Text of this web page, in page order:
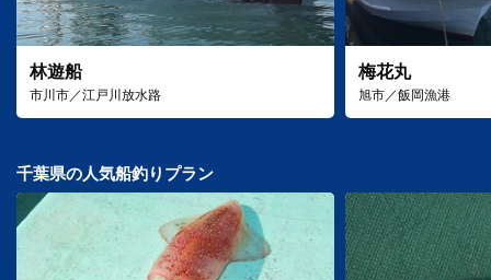
林遊船
市川市／江戸川放水路
梅花丸
旭市／飯岡漁港
千葉県の人気船釣りプラン